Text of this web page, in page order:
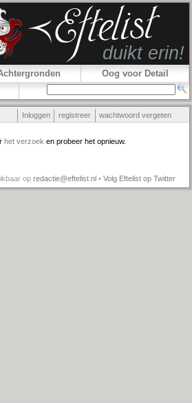
Oog voor Detail
Inloggen registreer wachtwoord vergeten
het verzoek en probeer het opnieuw.
op redactie@eftelist.nl • Volg Eftelist op Twitter